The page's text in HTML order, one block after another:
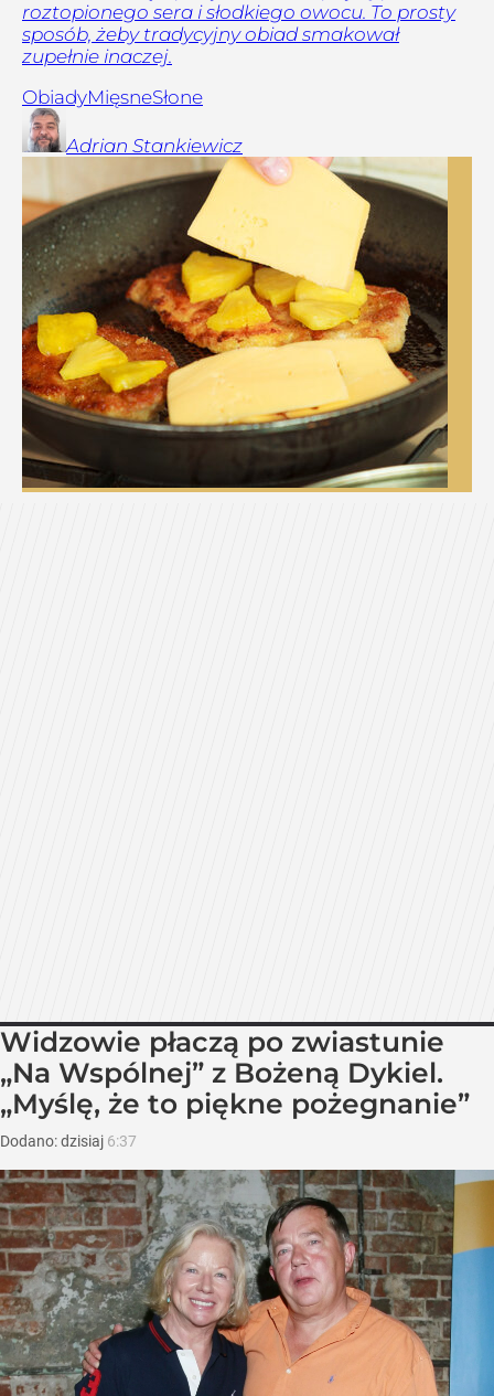
roztopionego sera i słodkiego owocu. To prosty
sposób, żeby tradycyjny obiad smakował
zupełnie inaczej.
ObiadyMięsneSłone
Adrian Stankiewicz
Widzowie płaczą po zwiastunie
„Na Wspólnej” z Bożeną Dykiel.
„Myślę, że to piękne pożegnanie”
Dodano:dzisiaj 6:37